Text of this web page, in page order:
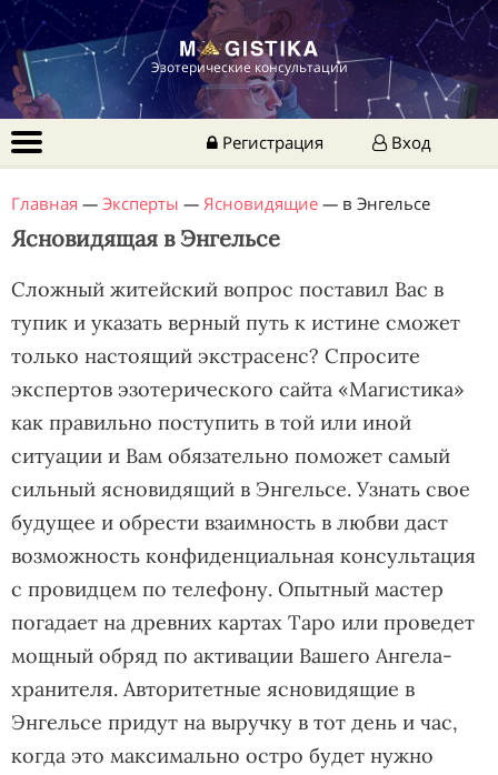
Эзотерические консультации
Регистрация Вход
Главная — Эксперты — Ясновидящие — в Энгельсе
Ясновидящая в Энгельсе
Сложный житейский вопрос поставил Вас в
тупик и указать верный путь к истине сможет
только настоящий экстрасенс? Спросите
экспертов эзотерического сайта «Магистика»
как правильно поступить в той или иной
ситуации и Вам обязательно поможет самый
сильный ясновидящий в Энгельсе. Узнать свое
будущее и обрести взаимность в любви даст
возможность конфиденциальная консультация
с провидцем по телефону. Опытный мастер
погадает на древних картах Таро или проведет
мощный обряд по активации Вашего Ангела-
хранителя. Авторитетные ясновидящие в
Энгельсе придут на выручку в тот день и час,
когда это максимально остро будет нужно